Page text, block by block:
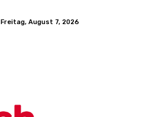
Freitag, August 7, 2026